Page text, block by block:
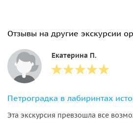
Отзывы на другие экскурсии
Екатерина П.
Эта экскурсия превзошла все